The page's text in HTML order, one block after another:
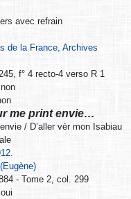
avec refrain
de la France, Archives
f° 4 recto-4 verso R 1
non
me print envie…
/ D’aller vèr mon Isabiau
- Tome 2, col. 299
oui